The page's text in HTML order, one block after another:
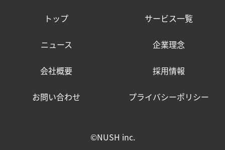
トップ サービス一覧
ニュース 企業理念
会社概要 採用情報
お問い合わせ プライバシーポリシー
©NUSH inc.